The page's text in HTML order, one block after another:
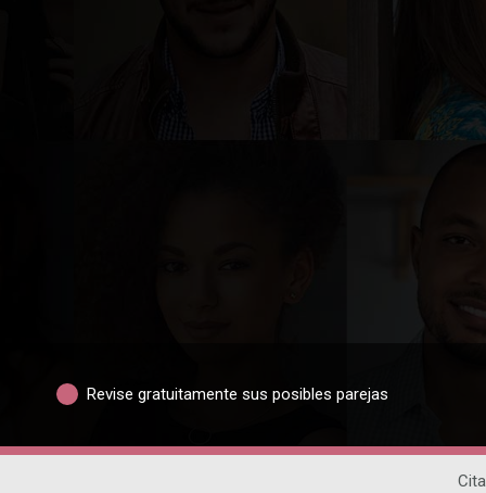
Revise gratuitamente sus posibles parejas